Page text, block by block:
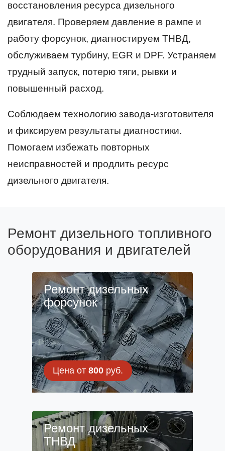
восстановления ресурса дизельного
двигателя. Проверяем давление в рампе и
работу форсунок, диагностируем ТНВД,
обслуживаем турбину, EGR и DPF. Устраняем
трудный запуск, потерю тяги, рывки и
повышенный расход.
Соблюдаем технологию завода-изготовителя
и фиксируем результаты диагностики.
Помогаем избежать повторных
неисправностей и продлить ресурс
дизельного двигателя.
Ремонт дизельного топливного
оборудования и двигателей
Ремонт дизельных
форсунок
Цена от 800руб.
Ремонт дизельных
ТНВД